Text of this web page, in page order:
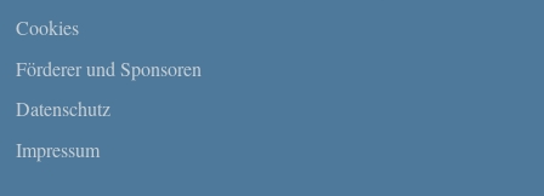
Cookies
Förderer und Sponsoren
Datenschutz
Impressum